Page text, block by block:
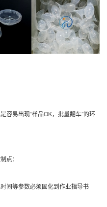
容易出现“样品OK，批量翻车”的环
点：
间等参数必须固化到作业指导书